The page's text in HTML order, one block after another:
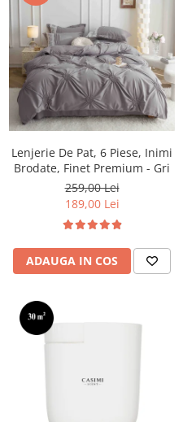
Lenjerie De Pat, 6 Piese, Inimi
Brodate, Finet Premium - Gri
259,00 Lei
189,00 Lei
ADAUGA IN COS